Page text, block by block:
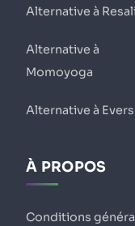
Alternative à
Alternative à
Momoyoga
Alternative à
À PROPOS
Conditions